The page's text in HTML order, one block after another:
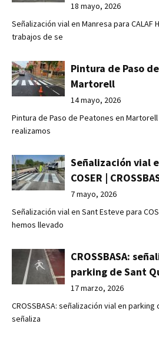
18 mayo, 2026
Señalización vial en Manresa para CALAF
trabajos de se
Pintura de Paso
Martorell
14 mayo, 2026
Pintura de Paso de Peatones en Martorell
realizamos
Señalización vial
COSER |
7 mayo, 2026
Señalización vial en Sant Esteve para
hemos llevado
CROSSBASA:
parking de Sant
17 marzo, 2026
CROSSBASA: señalización vial en
señaliza